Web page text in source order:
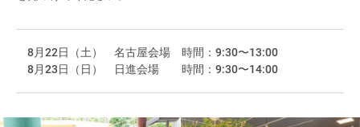
8月22日（土） 名古屋会場
時間：9:30〜13:00
8月23日（日）
日進会場 時間：9:30〜14:00